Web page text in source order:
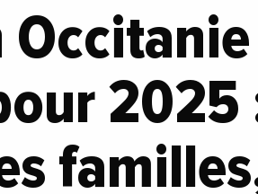
2025